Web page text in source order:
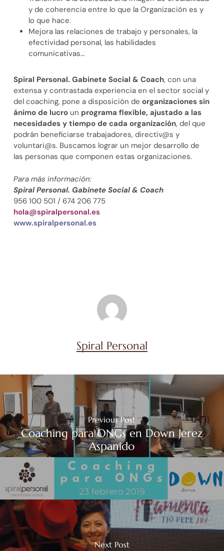
y de coherencia entre lo que la Organización es y
lo que hace.
Mejora las relaciones de trabajo y personales, la
efectividad personal, las habilidades
comunicativas…
Spiral Personal. Gabinete Social & Coach, con una
extensa y contrastada experiencia en el sector social y
del coaching, pone a disposición de organizaciones sin
ánimo de lucroun programa flexible, ajustado a las
necesidades y tiempo de cada organización, del que
podrán beneficiarse trabajadores, directiv@s y
voluntari@s. Buscamos lograr un mejor desarrollo de
las personas que componen estas organizaciones.
Para más información:
Spiral Personal. Gabinete Social & Coach
956 100 501 / 674 206 775
hola@spiralpersonal.es
www.spiralpersonal.es
Spiral Personal
Previous Post
Coaching para ONGs en Down Jerez
Aspanido
Next Post